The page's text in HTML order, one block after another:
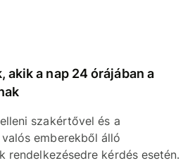
a nap 24 órájában a
szakértővel és a
emberekből álló
rendelkezésedre kérdés esetén.